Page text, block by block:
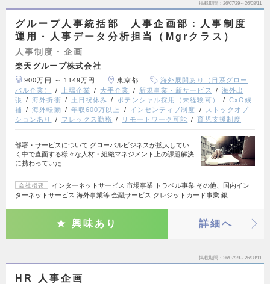
掲載期間 26/07/29～26/08/11
グループ人事統括部 人事企画部：人事制度
運用・人事データ分析担当（Mgrクラス）
人事制度・企画
楽天グループ株式会社
900万円 ～ 1149万円 東京都
海外展開あり（日系グロー
バル企業）
上場企業 大手企業 新規事業・新サービス
海外出
張
海外折衝 土日祝休み ポテンシャル採用（未経験可）
CxO候
補
海外転勤 年収600万以上 インセンティブ制度
ストックオプ
ションあり
フレックス勤務 リモートワーク可能 育児支援制度
部署・サービスについて グローバルビジネスが拡大してい
く中で直面する様々な人材・組織マネジメント上の課題解決
に携わっていた…
会社概要
インターネットサービス 市場事業 トラベル事業 その他、国内イン
ターネットサービス 海外事業等 金融サービス クレジットカード事業 銀…
興味あり 詳細へ
掲載期間 26/07/29～26/08/11
HR 人事企画